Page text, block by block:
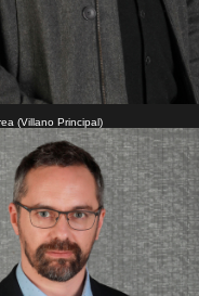
(Villano Principal)